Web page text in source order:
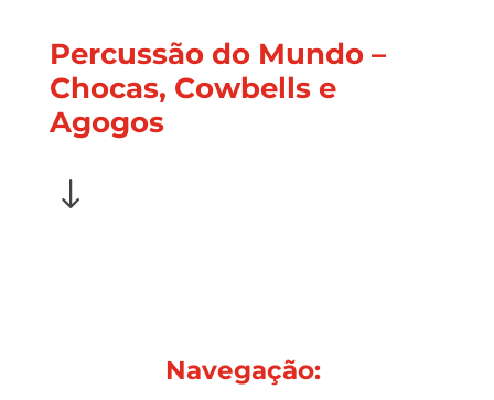
Percussão do Mundo –
Chocas, Cowbells e
Agogos
"
Navegação: